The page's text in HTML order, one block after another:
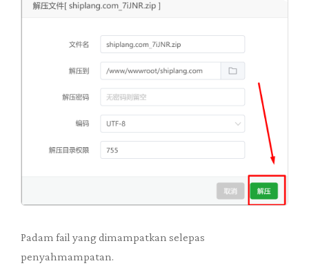
Padam fail yang dimampatkan selepas
penyahmampatan.